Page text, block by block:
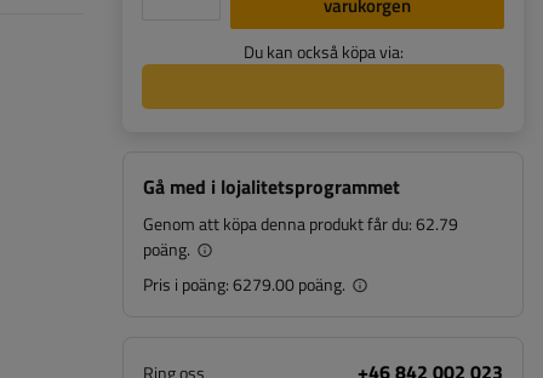
Du kan också köpa via:
Gå med i lojalitetsprogrammet
Genom att köpa denna produkt får du:62.79
poäng.
Pris i poäng:6279.00 poäng.
Ring oss +46 842 002 023